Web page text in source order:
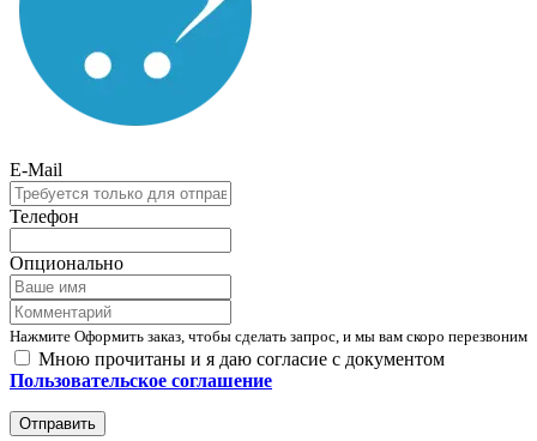
E-Mail
Телефон
Опционально
Нажмите Оформить заказ, чтобы сделать запрос, и мы вам скоро перезвоним
Мною прочитаны и я даю согласие с документом
Пользовательское соглашение
Отправить